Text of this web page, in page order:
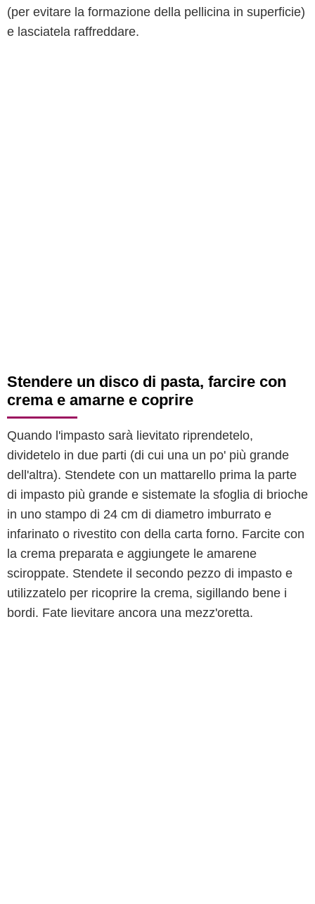
(per evitare la formazione della pellicina in superficie)
e lasciatela raffreddare.
Stendere un disco di pasta, farcire con
crema e amarne e coprire
Quando l'impasto sarà lievitato riprendetelo,
dividetelo in due parti (di cui una un po' più grande
dell'altra). Stendete con un mattarello prima la parte
di impasto più grande e sistemate la sfoglia di brioche
in uno stampo di 24 cm di diametro imburrato e
infarinato o rivestito con della carta forno. Farcite con
la crema preparata e aggiungete le amarene
sciroppate. Stendete il secondo pezzo di impasto e
utilizzatelo per ricoprire la crema, sigillando bene i
bordi. Fate lievitare ancora una mezz'oretta.